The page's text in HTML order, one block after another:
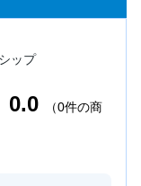
ップ
0.0
（0件の商